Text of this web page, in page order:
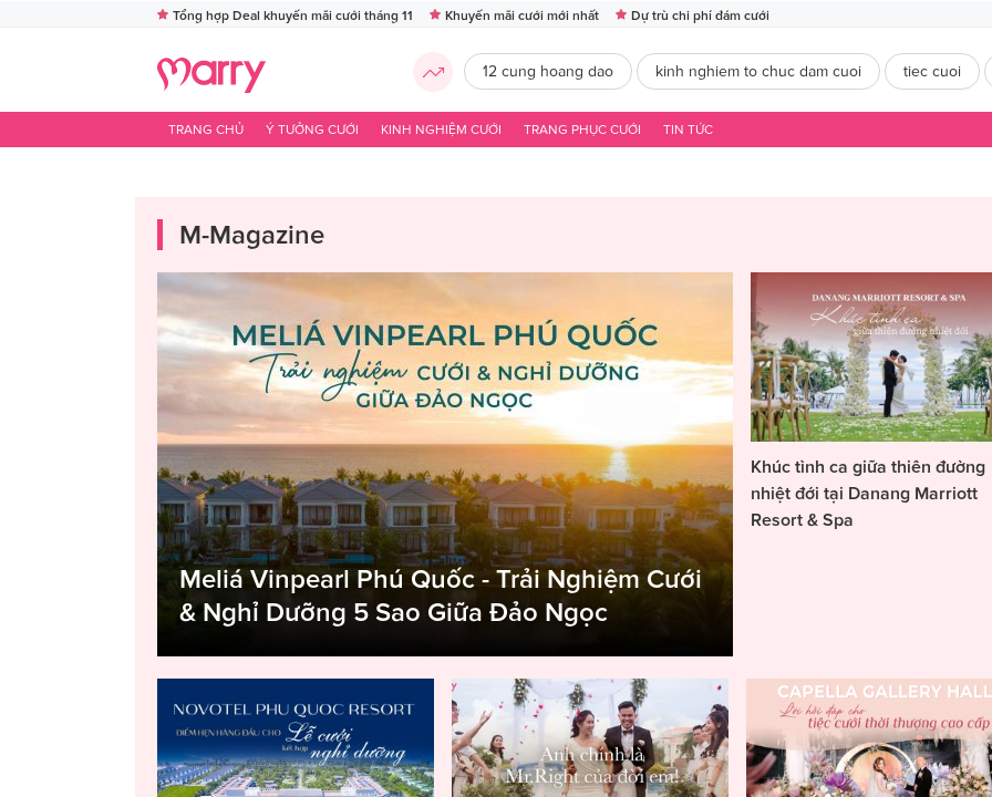
Tổng hợp Deal khuyến mãi cưới tháng 11 Khuyến mãi cưới mới nhất Dự trù chi phí đám cưới
12 cung hoang dao kinh nghiem to chuc dam cuoi tiec cuoi
TRANG CHỦ Ý TƯỞNG CƯỚI KINH NGHIỆM CƯỚI TRANG PHỤC CƯỚI TIN TỨC
M-Magazine
Meliá Vinpearl Phú Quốc - Trải Nghiệm Cưới
& Nghỉ Dưỡng 5 Sao Giữa Đảo Ngọc
Khúc tình ca giữa thiên đường
nhiệt đới tại Danang Marriott
Resort & Spa